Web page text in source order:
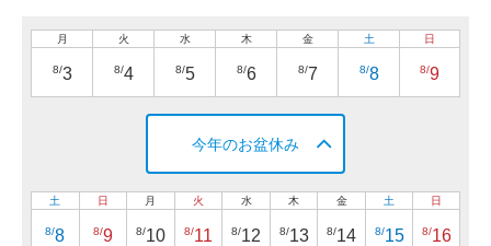
月
8/3
火
8/4
水
8/5
木
8/6
金
8/7
土
8/8
日
8/9
今年のお盆休み
土
8/8
日
8/9
月
8/10
火
8/11
水
8/12
木
8/13
金
8/14
土
8/15
日
8/16